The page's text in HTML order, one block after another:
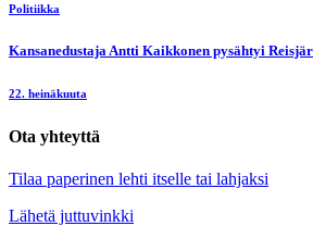
Politiikka
Kansanedustaja Antti Kaikkonen pysähtyi
22. heinäkuuta
Ota yhteyttä
Tilaa paperinen lehti itselle tai lahjaksi
Lähetä juttuvinkki